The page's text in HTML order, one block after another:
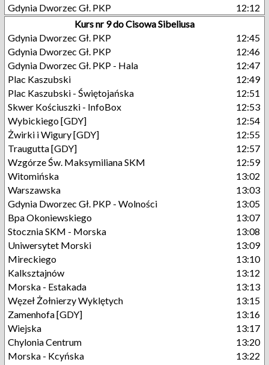
Gdynia Dworzec Gł. PKP
12:12
Kurs nr 9 do Cisowa Sibeliusa
Gdynia Dworzec Gł. PKP
12:45
Gdynia Dworzec Gł. PKP
12:46
Gdynia Dworzec Gł. PKP - Hala
12:47
Plac Kaszubski
12:49
Plac Kaszubski - Świętojańska
12:51
Skwer Kościuszki - InfoBox
12:53
Wybickiego [GDY]
12:54
Żwirki i Wigury [GDY]
12:55
Traugutta [GDY]
12:57
Wzgórze Św. Maksymiliana SKM
12:59
Witomińska
13:02
Warszawska
13:03
Gdynia Dworzec Gł. PKP - Wolności
13:05
Bpa Okoniewskiego
13:07
Stocznia SKM - Morska
13:08
Uniwersytet Morski
13:09
Mireckiego
13:10
Kalksztajnów
13:12
Morska - Estakada
13:13
Węzeł Żołnierzy Wyklętych
13:15
Zamenhofa [GDY]
13:16
Wiejska
13:17
Chylonia Centrum
13:20
Morska - Kcyńska
13:22